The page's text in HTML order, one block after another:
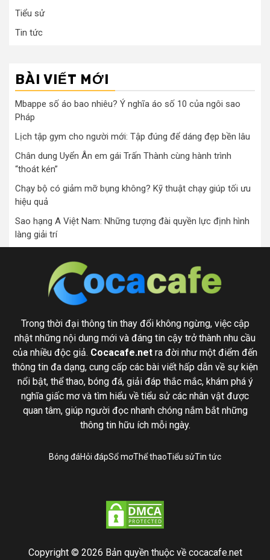
Tiểu sử
Tin tức
BÀI VIẾT MỚI
Mbappe số áo bao nhiêu? Ý nghĩa áo số 10 của ngôi sao
Pháp
Lịch tập gym cho người mới: Tập đúng để dáng đẹp bền lâu
Chân dung Uyển Ân em gái Trấn Thành cùng hành trình
“thoát kén”
Chạy bộ có giảm mỡ bụng không? Kỹ thuật chạy giúp tối ưu
hiệu quả
Sao hạng A Việt Nam: Những tượng đài quyền lực định hình
làng giải trí
Trong thời đại thông tin thay đổi không ngừng, việc cập
nhật những nội dung mới và đáng tin cậy trở thành nhu cầu
của nhiều độc giả. Cocacafe.net ra đời như một điểm đến
thông tin đa dạng, cung cấp các bài viết hấp dẫn về sự kiện
nổi bật, thể thao, bóng đá, giải đáp thắc mắc, khám phá ý
nghĩa giấc mơ và tìm hiểu về tiểu sử các nhân vật được
quan tâm, giúp người đọc nhanh chóng nắm bắt những
thông tin hữu ích mỗi ngày.
Bóng đáHỏi đápSổ mơThể thaoTiểu sửTin tức
Copyright © 2026 Bản quyền thuộc về cocacafe.net